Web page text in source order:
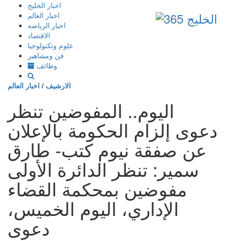
إذهب
المحتوى
اخبار الخليج
اخبار العالم
اخبار الرياضه
الاقتصاد
علوم وتكنولوجيا
فن ومشاهير
وظائف
الارشيف / اخبار العالم
اليوم.. المفوضين تنظر
دعوى إلزام الحكومة بالإعلان
عن صفقة نيوم كتب- طارق
سمير: تنظر الدائرة الأولى
مفوضين بمحكمة القضاء
الإداري، اليوم الخميس،
دعوى